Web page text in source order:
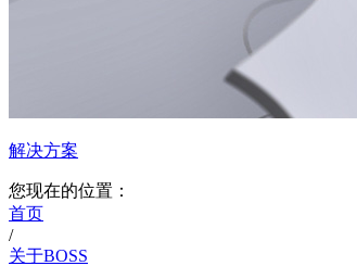
解决方案
您现在的位置：
首页
/
关于BOSS